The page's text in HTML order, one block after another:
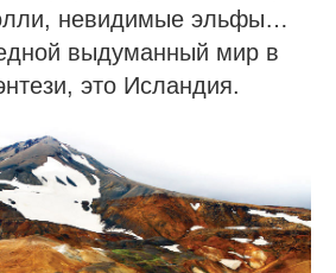
невидимые эльфы…
выдуманный мир в
это Исландия.